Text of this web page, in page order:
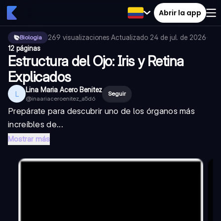
Abrir la app
Biologia 269 visualizaciones·Actualizado 24 de jul. de 2026·
12 páginas
Estructura del Ojo: Iris y Retina
Explicados
L Lina Maria Acero Benitez
@inaariaceroenitez_a5d6
Seguir
Prepárate para descubrir uno de los órganos más
increíbles de...
Mostrar más